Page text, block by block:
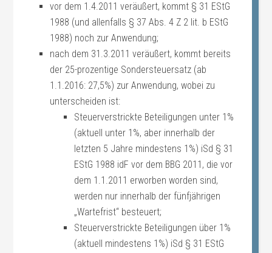
vor dem 1.4.2011 veräußert, kommt § 31 EStG
1988 (und allenfalls § 37 Abs. 4 Z 2 lit. b EStG
1988) noch zur Anwendung;
nach dem 31.3.2011 veräußert, kommt bereits
der 25-prozentige Sondersteuersatz (ab
1.1.2016: 27,5%) zur Anwendung, wobei zu
unterscheiden ist:
Steuerverstrickte Beteiligungen unter 1%
(aktuell unter 1%, aber innerhalb der
letzten 5 Jahre mindestens 1%) iSd § 31
EStG 1988 idF vor dem BBG 2011, die vor
dem 1.1.2011 erworben worden sind,
werden nur innerhalb der fünfjährigen
„Wartefrist“ besteuert;
Steuerverstrickte Beteiligungen über 1%
(aktuell mindestens 1%) iSd § 31 EStG